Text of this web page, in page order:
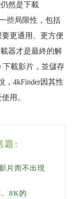
然是下載
些局限性，包括
更通用、更方便
器才是最終的解
下載影片，並儲存
，4kFinder因其性
用。
題:
片而不出現
8K的